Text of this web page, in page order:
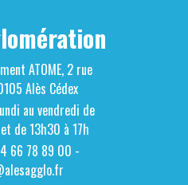
ATOME, 2 rue
Alès Cédex
au vendredi de
de 13h30 à 17h
66 78 89 00 -